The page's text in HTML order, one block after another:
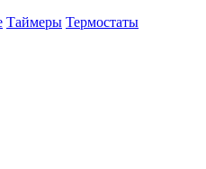
Таймеры Термостаты